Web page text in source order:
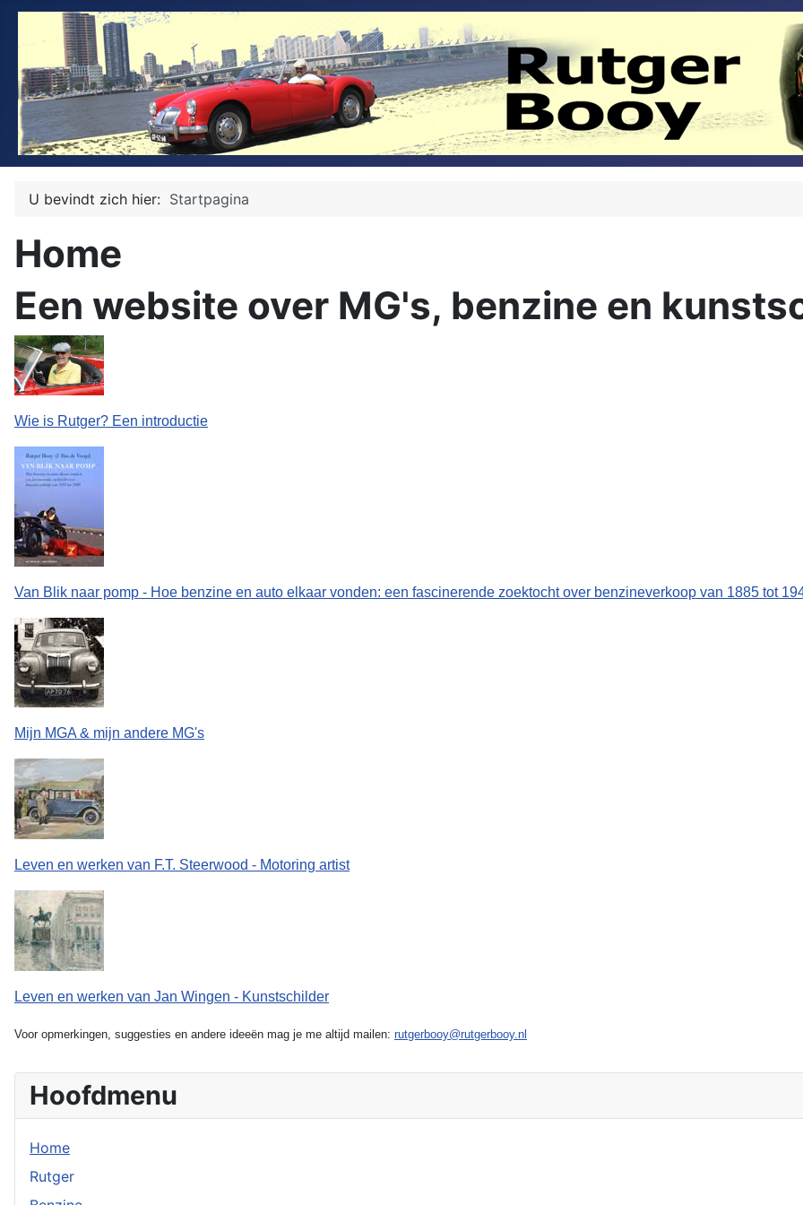
U bevindt zich hier: Startpagina
Home
Een website over MG's, benzine en
Wie is Rutger? Een introductie
Van Blik naar pomp - Hoe benzine en auto elkaar vonden: een fascinerende zoektocht over benzineverkoop van 1885 tot
Mijn MGA & mijn andere MG's
Leven en werken van F.T. Steerwood - Motoring artist
Leven en werken van Jan Wingen - Kunstschilder
Voor opmerkingen, suggesties en andere ideeën mag je me altijd mailen: rutgerbooy@rutgerbooy.nl
Hoofdmenu
Home
Rutger